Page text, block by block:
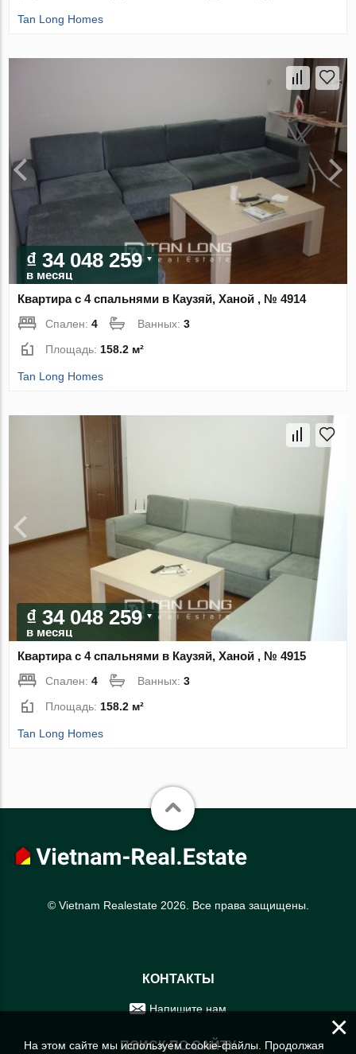
Tan Long Homes
₫ 34 048 259
в месяц
Квартира с 4 спальнями в Каузяй, Ханой , № 4914
Спален:4 Ванных:3
Площадь: 158.2 м²
Tan Long Homes
₫ 34 048 259
в месяц
Квартира с 4 спальнями в Каузяй, Ханой , № 4915
Спален:4 Ванных:3
Площадь: 158.2 м²
Tan Long Homes
© Vietnam Realestate 2026. Все права защищены.
КОНТАКТЫ
Напишите нам
ПОИСК ПО САЙТУ
×
На этом сайте мы используем cookie-файлы. Продолжая